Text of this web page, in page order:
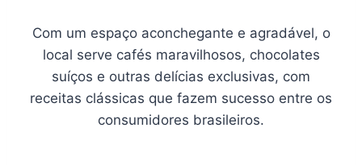
Com um espaço aconchegante e agradável, o
local serve cafés maravilhosos, chocolates
suíços e outras delícias exclusivas, com
receitas clássicas que fazem sucesso entre os
consumidores brasileiros.